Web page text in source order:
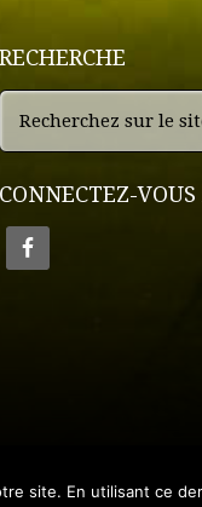
RECHERCHE
CONNECTEZ-VOUS
Nous Contacter
site. En utilisant ce